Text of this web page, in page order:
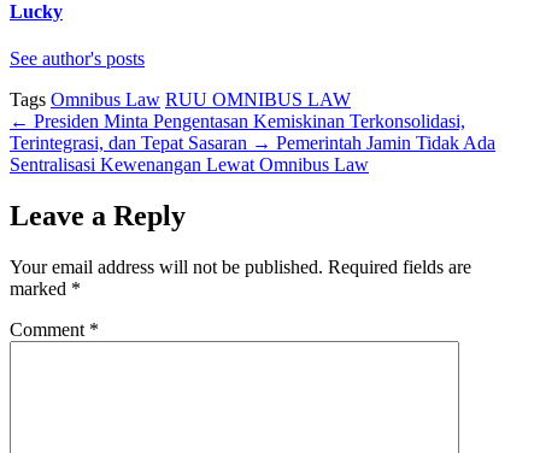
Lucky
See author's posts
Tags Omnibus Law RUU OMNIBUS LAW
← Presiden Minta Pengentasan Kemiskinan Terkonsolidasi,
Terintegrasi, dan Tepat Sasaran → Pemerintah Jamin Tidak Ada
Sentralisasi Kewenangan Lewat Omnibus Law
Leave a Reply
Your email address will not be published. Required fields are
marked *
Comment *